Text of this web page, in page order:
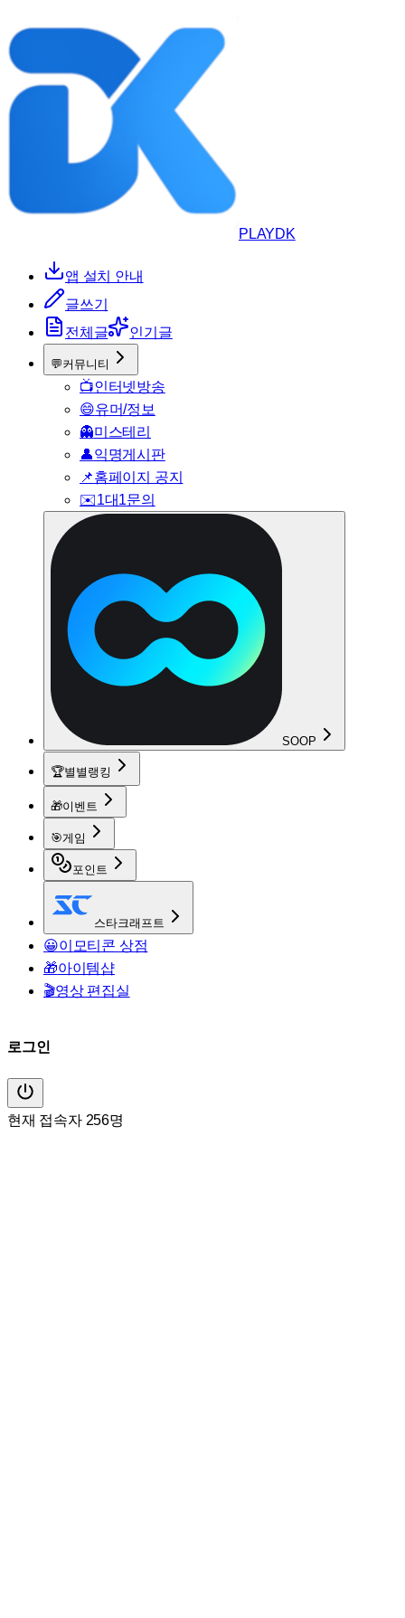
PLAYDK
앱 설치 안내
글쓰기
전체글
인기글
💬커뮤니티
📺인터넷방송
😄유머/정보
👻미스테리
👤익명게시판
📌홈페이지 공지
✉️1대1문의
SOOP
🏆별별랭킹
🎁이벤트
🎯게임
포인트
스타크래프트
😀이모티콘 상점
🎁아이템샵
🎬영상 편집실
로그인
현재 접속자 256명